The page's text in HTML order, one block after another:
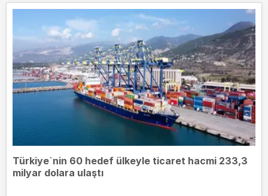
Türkiye`nin 60 hedef ülkeyle ticaret hacmi 233,3
milyar dolara ulaştı